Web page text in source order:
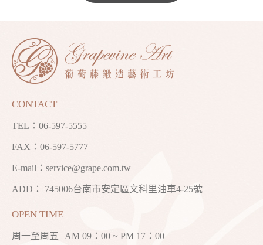
CONTACT
TEL： 06-597-5555
FAX：06-597-5777
E-mail： service@grape.com.tw
ADD： 745006台南市安定區文科里油車4-25號
OPEN TIME
周一至周五 AM 09：00 ~ PM 17：00